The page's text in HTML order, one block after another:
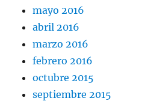
mayo 2016
abril 2016
marzo 2016
febrero 2016
octubre 2015
septiembre 2015